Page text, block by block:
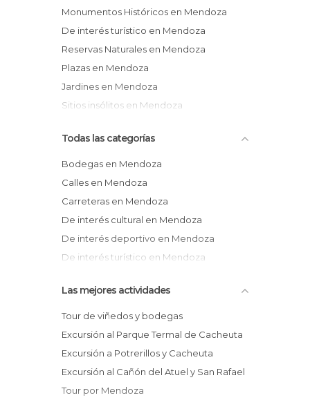
Monumentos Históricos en Mendoza
De interés turístico en Mendoza
Reservas Naturales en Mendoza
Plazas en Mendoza
Jardines en Mendoza
Sitios insólitos en Mendoza
Todas las categorías
Bodegas en Mendoza
Calles en Mendoza
Carreteras en Mendoza
De interés cultural en Mendoza
De interés deportivo en Mendoza
De interés turístico en Mendoza
Iglesias en Mendoza
Jardines en Mendoza
Lagos en Mendoza
Miradores en Mendoza
Monumentos Históricos en Mendoza
Museos en Mendoza
Las mejores actividades
Tour de viñedos y bodegas
Excursión al Parque Termal de Cacheuta
Excursión a Potrerillos y Cacheuta
Excursión al Cañón del Atuel y San Rafael
Tour por Mendoza